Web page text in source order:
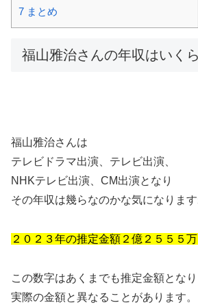
7 まとめ
福山雅治さんの年収はいく
福山雅治さんは
テレビドラマ出演、テレビ出演、
NHKテレビ出演、CM出演となり
その年収は幾らなのかな気になります
２０２３年の推定金額２億２５５５万
この数字はあくまでも推定金額とな
実際の金額と異なることがあります。